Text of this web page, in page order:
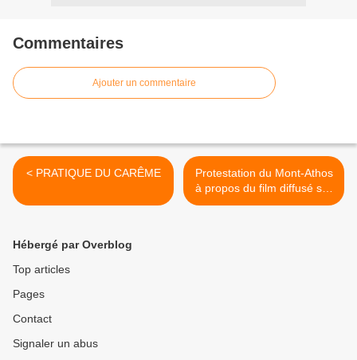
Commentaires
Ajouter un commentaire
< PRATIQUE DU CARÊME
Protestation du Mont-Athos
à propos du film diffusé sur
KTO lundi 22 février 2010 >
Hébergé par Overblog
Top articles
Pages
Contact
Signaler un abus